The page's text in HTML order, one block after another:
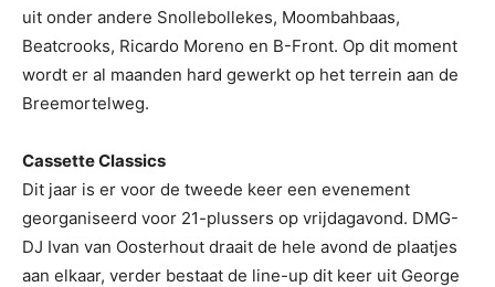
uit onder andere Snollebollekes, Moombahbaas,
Beatcrooks, Ricardo Moreno en B-Front. Op dit moment
wordt er al maanden hard gewerkt op het terrein aan de
Breemortelweg.
Cassette Classics
Dit jaar is er voor de tweede keer een evenement
georganiseerd voor 21-plussers op vrijdagavond. DMG-
DJ Ivan van Oosterhout draait de hele avond de plaatjes
aan elkaar, verder bestaat de line-up dit keer uit George